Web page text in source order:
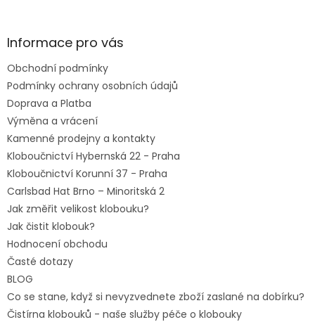
aInformace pro vás
Obchodní podmínky
Podmínky ochrany osobních údajů
Doprava a Platba
Výměna a vrácení
Kamenné prodejny a kontakty
Kloboučnictví Hybernská 22 - Praha
Kloboučnictví Korunní 37 - Praha
Carlsbad Hat Brno – Minoritská 2
Jak změřit velikost klobouku?
Jak čistit klobouk?
Hodnocení obchodu
Časté dotazy
BLOG
Co se stane, když si nevyzvednete zboží zaslané na dobírku?
Čistírna klobouků - naše služby péče o klobouky